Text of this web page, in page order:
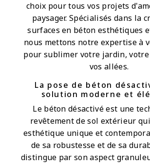
choix pour tous vos projets
paysager. Spécialisés dans la
surfaces en béton esthétiques
nous mettons notre expertise à
pour sublimer votre jardin,
vos allées.
La pose de béton
solution moderne et
Le béton désactivé est une
revêtement de sol extérieur
esthétique unique et
de sa robustesse et de sa
distingue par son aspect